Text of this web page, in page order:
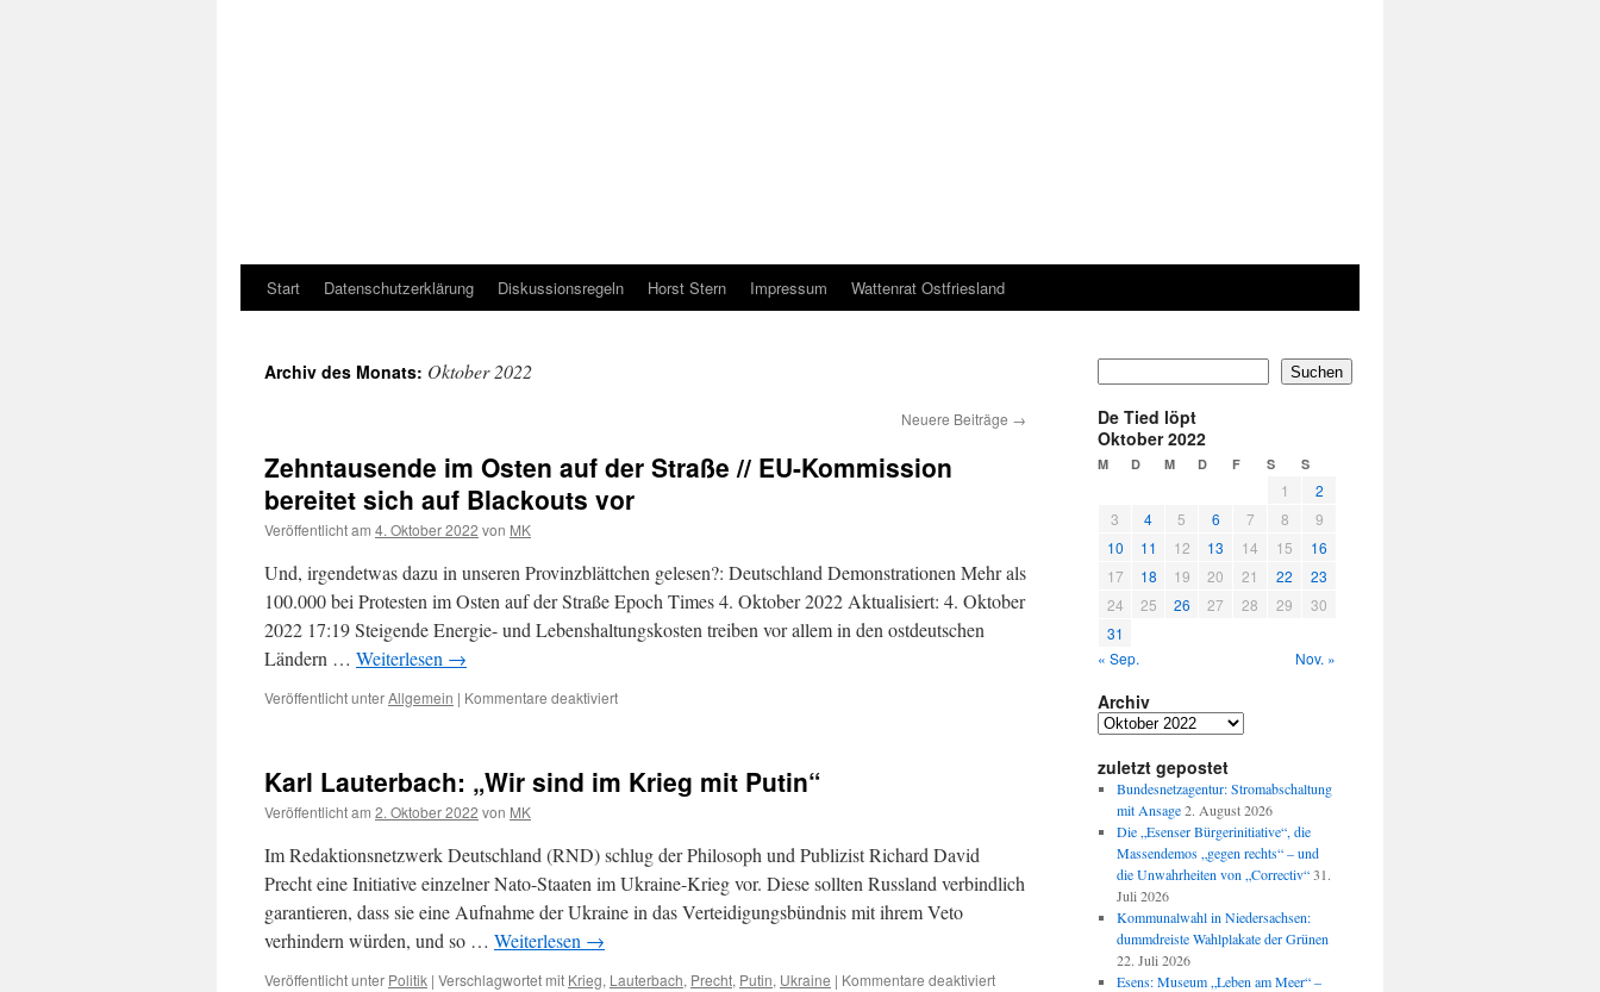
Start Datenschutzerklärung Diskussionsregeln Horst Stern Impressum Wattenrat Ostfriesland
Archiv des Monats: Oktober 2022
Neuere Beiträge →
Zehntausende im Osten auf der Straße // EU-Kommission
bereitet sich auf Blackouts vor
Veröffentlicht am 4. Oktober 2022 von MK
Und, irgendetwas dazu in unseren Provinzblättchen gelesen?: Deutschland Demonstrationen Mehr als
100.000 bei Protesten im Osten auf der Straße Epoch Times 4. Oktober 2022 Aktualisiert: 4. Oktober
2022 17:19 Steigende Energie- und Lebenshaltungskosten treiben vor allem in den ostdeutschen
Ländern … Weiterlesen →
Veröffentlicht unterAllgemein | Kommentare deaktiviertfür
auf
//
EU-
Kommission
bereitet
Blackouts
Karl Lauterbach: „Wir sind im Krieg mit Putin“
Veröffentlicht am 2. Oktober 2022 von MK
Im Redaktionsnetzwerk Deutschland (RND) schlug der Philosoph und Publizist Richard David
Precht eine Initiative einzelner Nato-Staaten im Ukraine-Krieg vor. Diese sollten Russland verbindlich
garantieren, dass sie eine Aufnahme der Ukraine in das Verteidigungsbündnis mit ihrem Veto
verhindern würden, und so … Weiterlesen →
Veröffentlicht unter Politik | Verschlagwortet mit Krieg, Lauterbach, Precht, Putin, Ukraine | Kommentare deaktiviertfür
Suchen
De Tied löpt
Oktober 2022
M D M D F S S
1
2
3
4 5 6 7 8
9
10
11 12 13 14 15
16
17
18 19 20 21 22
23
24
25 26 27 28 29
30
31
« Sep.
Nov. »
Archiv
Archiv
zuletzt gepostet
Bundesnetzagentur: Stromabschaltung
mit Ansage 2. August 2026
Die „Esenser Bürgerinitiative“, die
Massendemos „gegen rechts“ – und
die Unwahrheiten von „Correctiv“ 31.
Juli 2026
Kommunalwahl in Niedersachsen:
dummdreiste Wahlplakate der Grünen
22. Juli 2026
Esens: Museum „Leben am Meer“ –